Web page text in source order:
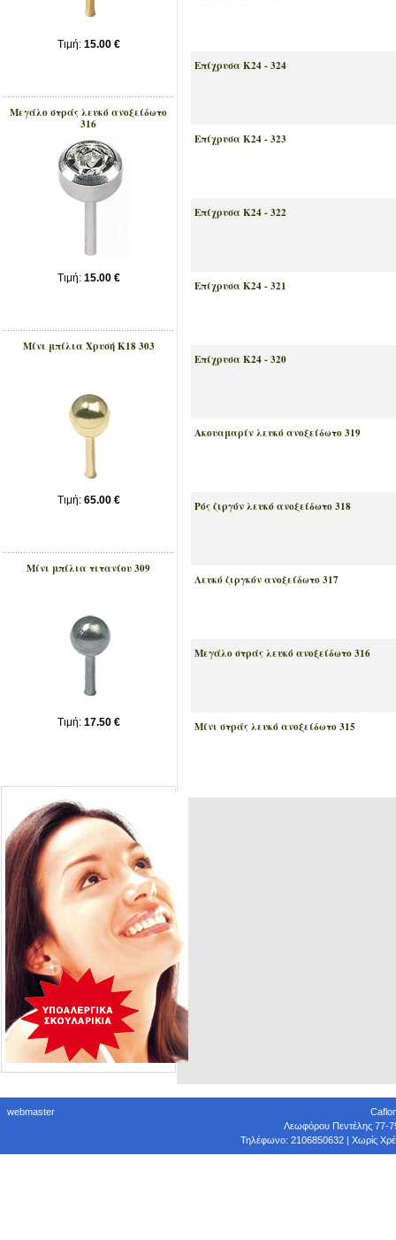
Tιμή: 15.00 €
Μεγάλο στράς λευκό ανοξείδωτο
316
Tιμή: 15.00 €
Μίνι μπίλια Xρυσή Κ18 303
Tιμή: 65.00 €
Μίνι μπίλια τιτανίου 309
Tιμή: 17.50 €
Επίχρυσα Κ24 - 324
Επίχρυσα Κ24 - 323
Επίχρυσα Κ24 - 322
Επίχρυσα Κ24 - 321
Επίχρυσα Κ24 - 320
Ακουαμαρίν λευκό ανοξείδωτο 319
Ρός ζιργόν λευκό ανοξείδωτο 318
Λευκό ζιργκόν ανοξείδωτο 317
Μεγάλο στράς λευκό ανοξείδωτο 316
Μίνι στράς λευκό ανοξείδωτο 315
webmaster
Λεωφόρου Πεντέλης 77-
Τηλέφωνο: 2106850632 | Χωρίς